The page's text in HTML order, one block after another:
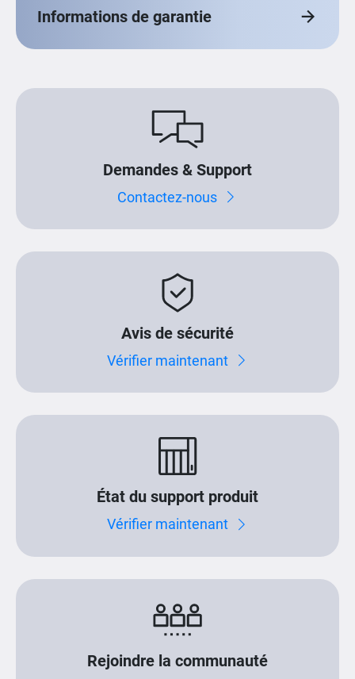
Informations de garantie
Demandes & Support
Contactez-nous
Avis de sécurité
Vérifier maintenant
État du support produit
Vérifier maintenant
Rejoindre la communauté